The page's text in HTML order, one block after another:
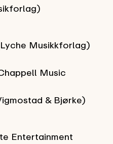
Musikkforlag)
Music
& Bjørke)
Entertainment